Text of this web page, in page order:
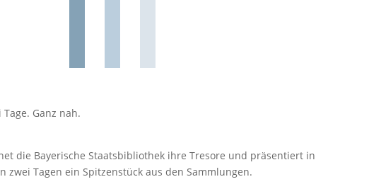
Ganz nah.
die Bayerische Staatsbibliothek ihre Tresore und präsentiert in
zwei Tagen ein Spitzenstück aus den Sammlungen.